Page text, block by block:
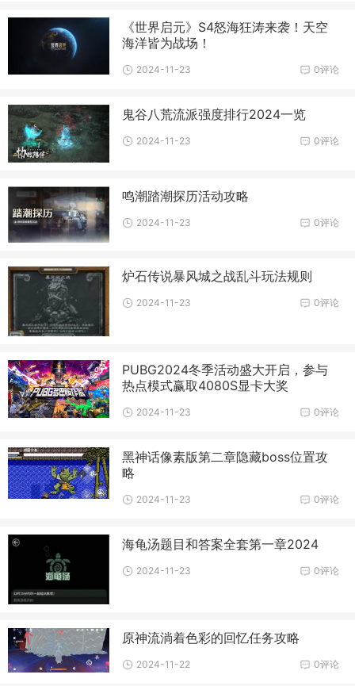
《世界启元》S4怒海狂涛来袭！天空
海洋皆为战场！
0评论
2024-11-23
鬼谷八荒流派强度排行2024一览
0评论
2024-11-23
鸣潮踏潮探历活动攻略
0评论
2024-11-23
炉石传说暴风城之战乱斗玩法规则
0评论
2024-11-23
PUBG2024冬季活动盛大开启，参与
热点模式赢取4080S显卡大奖
0评论
2024-11-23
黑神话像素版第二章隐藏boss位置攻
略
0评论
2024-11-23
海龟汤题目和答案全套第一章2024
0评论
2024-11-23
原神流淌着色彩的回忆任务攻略
0评论
2024-11-22